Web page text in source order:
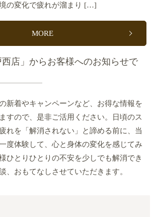
の変化で疲れが溜まり […]
MORE
西店」からお客様へのお知らせで
新着やキャンペーンなど、お得な情報を
すので、是非ご活用ください。日頃のス
れを「解消されない」と諦める前に、当
度体験して、心と身体の変化を感じてみ
ひとりひとりの不安を少しでも解消でき
、おもてなしさせていただきます。